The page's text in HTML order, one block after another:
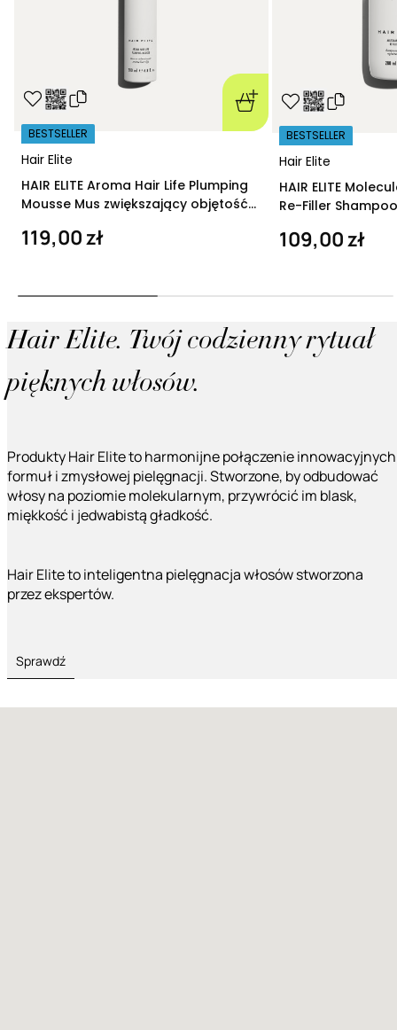
Hair Elite
BESTSELLER
HAIR ELITE Aroma Hair Life Plumping
Mousse Mus zwiększający objętość
119,00 zł
Hair Elite
BESTSELLER
HAIR ELITE
Re-Filler
109,00 zł
Hair Elite. Twój codzienny rytuał
pięknych włosów.
Produkty Hair Elite to harmonijne połączenie innowacyjnych
formuł i zmysłowej pielęgnacji. Stworzone, by odbudować
włosy na poziomie molekularnym, przywrócić im blask,
miękkość i jedwabistą gładkość.
Hair Elite to inteligentna pielęgnacja włosów stworzona
przez ekspertów.
Sprawdź